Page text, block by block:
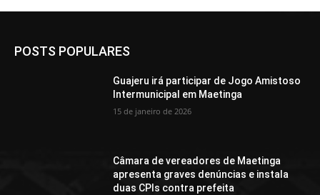
POSTS POPULARES
Guajeru irá participar de Jogo Amistoso
Intermunicipal em Maetinga
15 de janeiro de 2026
Câmara de vereadores de Maetinga
apresenta graves denúncias e instala
duas CPIs contra prefeita